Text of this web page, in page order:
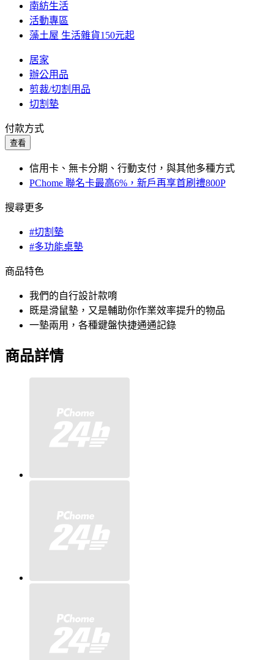
南紡生活
活動專區
藻土屋 生活雜貨150元起
居家
辦公用品
剪裁/切割用品
切割墊
付款方式
查看
信用卡、無卡分期、行動支付，與其他多種方式
PChome 聯名卡最高6%，新戶再享首刷禮800P
搜尋更多
#切割墊
#多功能桌墊
商品特色
我們的自行設計款唷
既是滑鼠墊，又是輔助你作業效率提升的物品
一墊兩用，各種鍵盤快捷通通記錄
商品詳情